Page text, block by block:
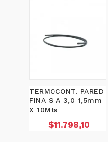
TERMOCONT. PARED
FINA S A 3,0 1,5mm
X 10Mts
Precio
$11.798,10